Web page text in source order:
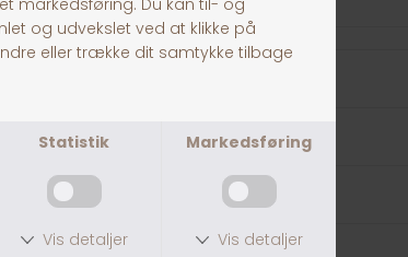
Fragt fra 39,-
1-3 dages levering